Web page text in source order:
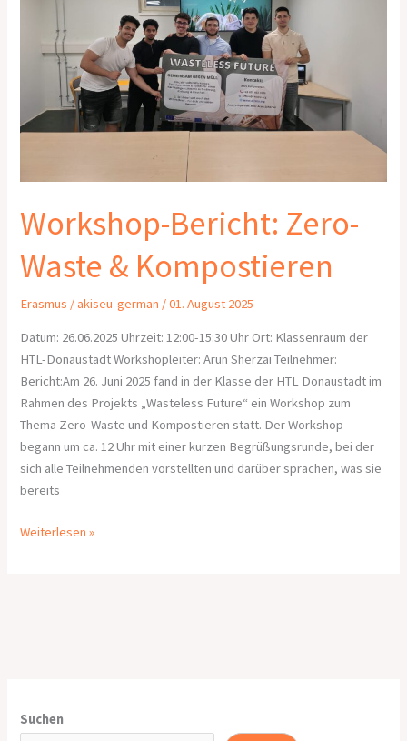
Workshop-Bericht: Zero-
Waste & Kompostieren
Erasmus /akiseu-german /01. August 2025
Datum: 26.06.2025 Uhrzeit: 12:00-15:30 Uhr Ort: Klassenraum der
HTL-Donaustadt Workshopleiter: Arun Sherzai Teilnehmer:
Bericht:Am 26. Juni 2025 fand in der Klasse der HTL Donaustadt im
Rahmen des Projekts „Wasteless Future“ ein Workshop zum
Thema Zero-Waste und Kompostieren statt. Der Workshop
begann um ca. 12 Uhr mit einer kurzen Begrüßungsrunde, bei der
sich alle Teilnehmenden vorstellten und darüber sprachen, was sie
bereits
Weiterlesen »
Suchen